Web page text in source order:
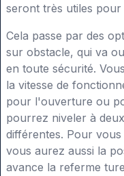
seront très utiles pour
Cela passe par des
sur obstacle, qui va
en toute sécurité.
la vitesse de
pour l'ouverture ou
pourrez niveler à
différentes. Pour
vous aurez aussi la
avance la referme